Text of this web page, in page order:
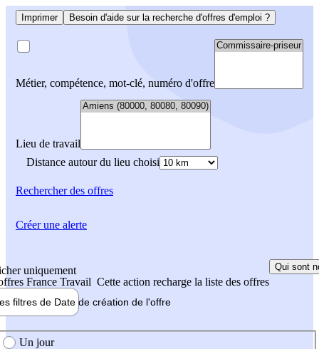
Imprimer Besoin d'aide sur la recherche d'offres d'emploi ?
Métier, compétence, mot-clé, numéro d'offre
Lieu de travail
Distance autour du lieu choisi
Rechercherdes offres
uniquement
France Travail Cette action recharge la liste des offres
Qui sont
filtres de Date de création de l'offre
création de l'offre
Un jour
Créer une alerte